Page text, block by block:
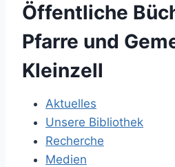
Öffentliche
Pfarre und
Kleinzell
Aktuelles
Unsere Bibliothek
Recherche
Medien